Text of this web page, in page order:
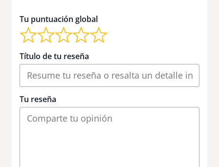
Tu puntuación global
Título de tu reseña
Tu reseña